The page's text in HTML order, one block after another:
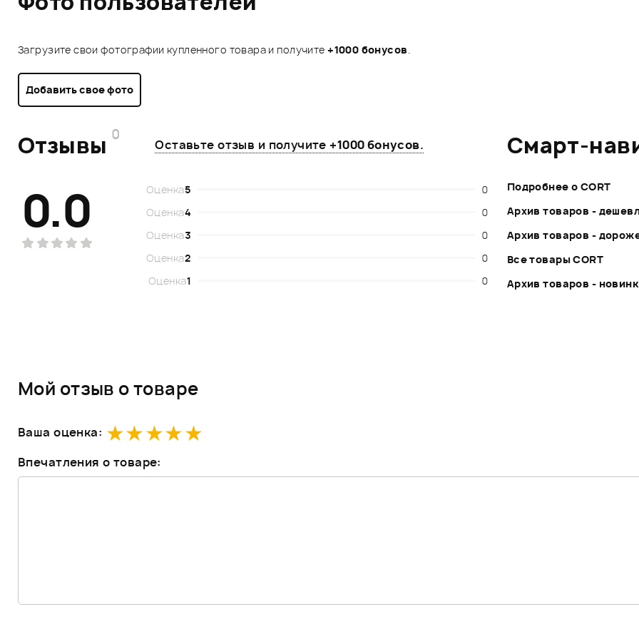
Загрузите свои фотографии купленного товара и получите+1000 бонусов.
Добавить свое фото
Отзывы 0
Оставьте отзыв и получите +1000 бонусов.
0.0 Оценка5
0
Оценка4
0
Оценка3
0
Оценка2
0
Оценка1 0
Смарт-
Подробнее о CORT
Архив товаров -
Архив товаров -
Все товары CORT
Архив товаров -
Мой отзыв о товаре
Ваша оценка:
Впечатления о товаре: